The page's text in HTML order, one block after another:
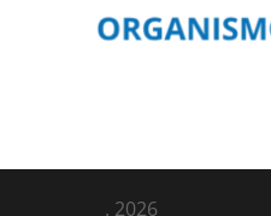
. 2026